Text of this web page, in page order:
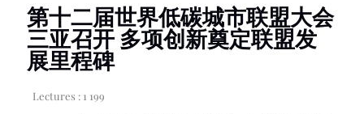
第十二届世界低碳城市联盟大会
三亚召开 多项创新奠定联盟发
展里程碑
Lectures : 1 199